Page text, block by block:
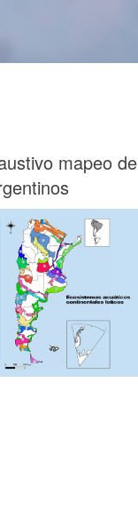
mapeo de